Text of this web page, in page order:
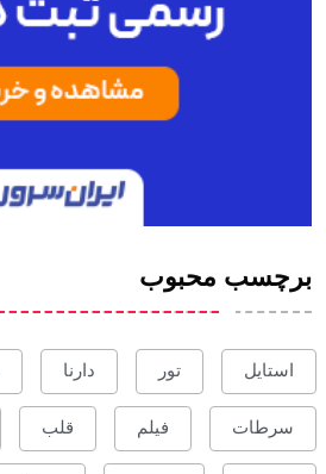
برچسب محبوب
استایل تور دارنا
سرطات فیلم قلب